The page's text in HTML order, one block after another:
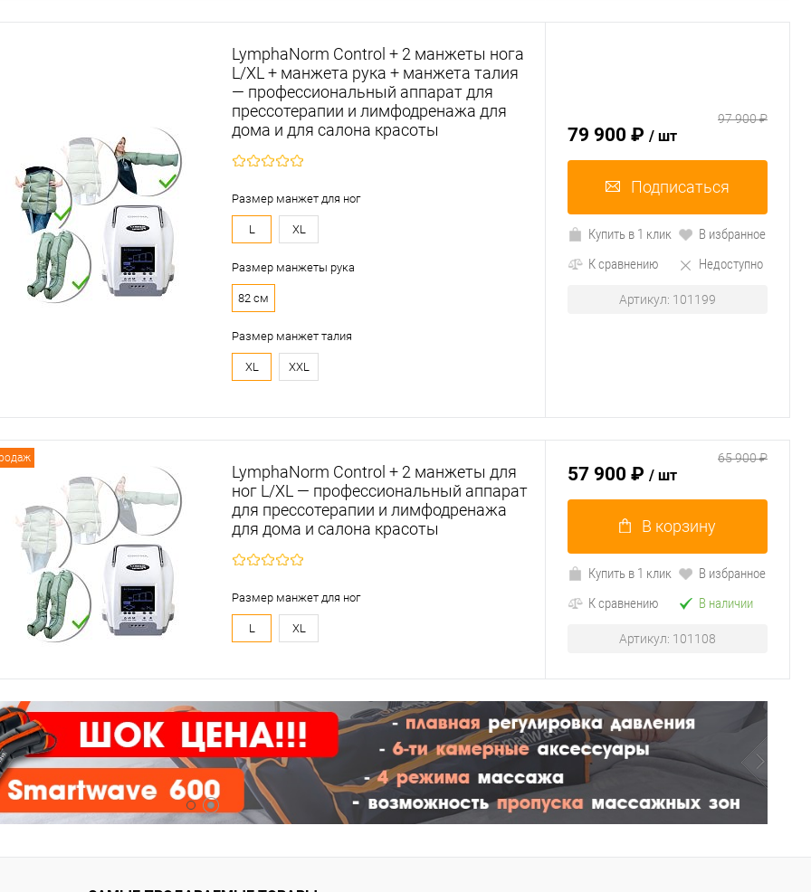
LymphaNorm Control + 2 манжеты нога
L/XL + манжета рука + манжета талия
— профессиональный аппарат для
прессотерапии и лимфодренажа для
дома и для салона красоты
Размер манжет для ног
L XL
Размер манжеты рука
82 см
Размер манжет талия
XL XXL
79 900 ₽ / шт
97 900 ₽
Подписаться
Купить в 1 клик
В избранное
К сравнению
Недоступно
Артикул: 101199
LymphaNorm Control + 2 манжеты для
ног L/XL — профессиональный аппарат
для прессотерапии и лимфодренажа
для дома и салона красоты
Размер манжет для ног
L XL
57 900 ₽ / шт
65 900 ₽
В корзину
Купить в 1 клик
В избранное
К сравнению
В наличии
Артикул: 101108